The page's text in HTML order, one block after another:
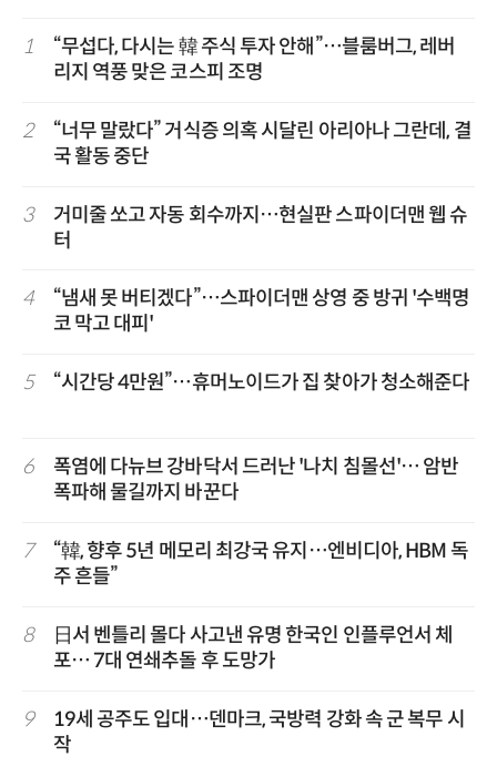
1
“무섭다, 다시는 韓 주식 투자 안해”…블룸버그, 레버
리지 역풍 맞은 코스피 조명
2
“너무 말랐다” 거식증 의혹 시달린 아리아나 그란데, 결
국 활동 중단
3
거미줄 쏘고 자동 회수까지…현실판 스파이더맨 웹 슈
터
4
“냄새 못 버티겠다”…스파이더맨 상영 중 방귀 '수백명
코 막고 대피'
5 “시간당 4만원”…휴머노이드가 집 찾아가 청소해준다
6
폭염에 다뉴브 강바닥서 드러난 '나치 침몰선'… 암반
폭파해 물길까지 바꾼다
7
“韓, 향후 5년 메모리 최강국 유지…엔비디아, HBM 독
주 흔들”
8
日서 벤틀리 몰다 사고낸 유명 한국인 인플루언서 체
포… 7대 연쇄추돌 후 도망가
9
19세 공주도 입대…덴마크, 국방력 강화 속 군 복무 시
작